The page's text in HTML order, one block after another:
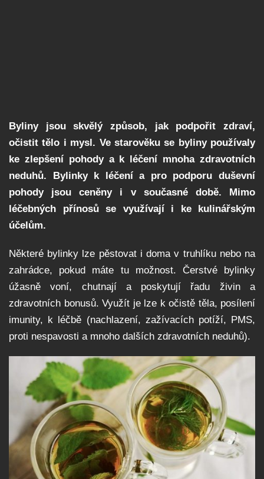
Byliny jsou skvělý způsob, jak podpořit zdraví,
očistit tělo i mysl. Ve starověku se byliny používaly
ke zlepšení pohody a k léčení mnoha zdravotních
neduhů. Bylinky k léčení a pro podporu duševní
pohody jsou ceněny i v současné době. Mimo
léčebných přínosů se využívají i ke kulinářským
účelům.
Některé bylinky lze pěstovat i doma v truhlíku nebo na
zahrádce, pokud máte tu možnost. Čerstvé bylinky
úžasně voní, chutnají a poskytují řadu živin a
zdravotních bonusů. Využít je lze k očistě těla, posílení
imunity, k léčbě (nachlazení, zažívacích potíží, PMS,
proti nespavosti a mnoho dalších zdravotních neduhů).